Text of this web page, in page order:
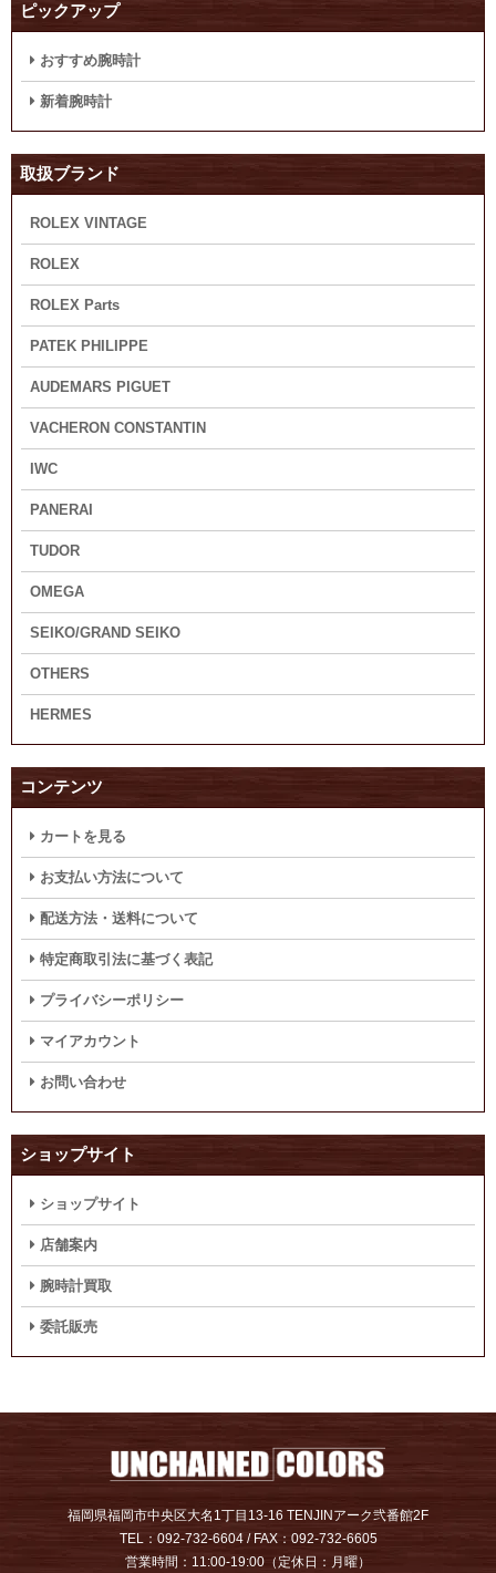
ピックアップ
おすすめ腕時計
新着腕時計
取扱ブランド
ROLEX VINTAGE
ROLEX
ROLEX Parts
PATEK PHILIPPE
AUDEMARS PIGUET
VACHERON CONSTANTIN
IWC
PANERAI
TUDOR
OMEGA
SEIKO/GRAND SEIKO
OTHERS
HERMES
コンテンツ
カートを見る
お支払い方法について
配送方法・送料について
特定商取引法に基づく表記
プライバシーポリシー
マイアカウント
お問い合わせ
ショップサイト
ショップサイト
店舗案内
腕時計買取
委託販売
福岡県福岡市中央区大名1丁目13-16 TENJINアーク弐番館2F
TEL：092-732-6604 / FAX：092-732-6605
営業時間：11:00-19:00（定休日：月曜）